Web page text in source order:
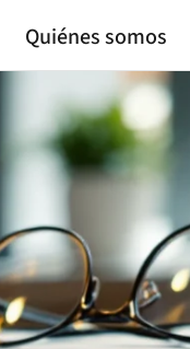
Quiénes somos